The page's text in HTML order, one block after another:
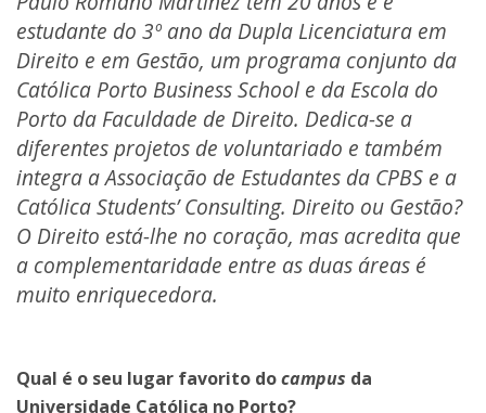
estudante do 3º ano da Dupla Licenciatura em
Direito e em Gestão, um programa conjunto da
Católica Porto Business School e da Escola do
Porto da Faculdade de Direito. Dedica-se a
diferentes projetos de voluntariado e também
integra a Associação de Estudantes da CPBS e a
Católica Students’ Consulting. Direito ou Gestão?
O Direito está-lhe no coração, mas acredita que
a complementaridade entre as duas áreas é
muito enriquecedora.
Qual é o seu lugar favorito docampus da
Universidade Católica no Porto?